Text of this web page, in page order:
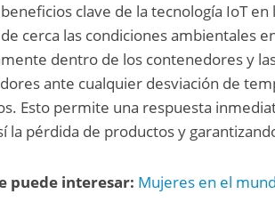
clave de la tecnología IoT
cerca las condiciones ambientales
dentro de los contenedores y
ante cualquier desviación de
Esto permite una respuesta
la pérdida de productos y
puede interesar: Mujeres en el